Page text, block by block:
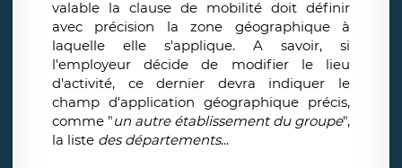
valable la clause de mobilité doit définir
avec précision la zone géographique à
laquelle elle s'applique. A savoir, si
l'employeur décide de modifier le lieu
d'activité, ce dernier devra indiquer le
champ d'application géographique précis,
comme "un autre établissement du groupe",
la liste des départements...